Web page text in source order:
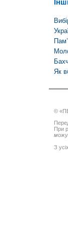
Як
©
При
З